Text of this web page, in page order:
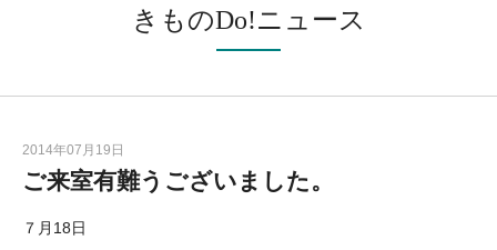
きものDo!ニュース
2014年07月19日
ご来室有難うございました。
７月18日